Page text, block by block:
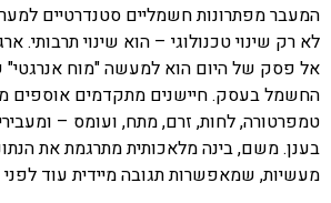
לא רק שינוי טכנולוגי – הוא שינוי תרבותי.
אל פסק של היום הוא למעשה "מוח
החשמל בעסק. חיישנים מתקדמים אוספים
טמפרטורה, לחות, זרם, מתח, ועומס –
בענן. משם, בינה מלאכותית מתרגמת את
מעשיות, שמאפשרות תגובה מיידית עוד